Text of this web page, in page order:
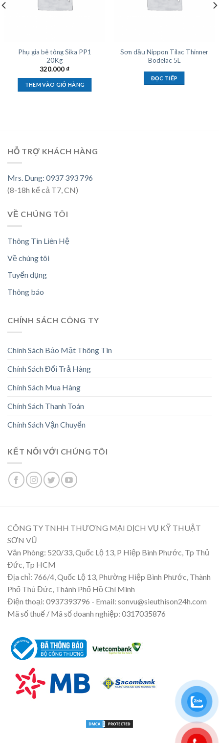
Phụ gia bê tông Sika PP1
20Kg
320.000₫
THÊM VÀO GIỎ HÀNG
Sơn dầu Nippon Tilac Thinner
Bodelac 5L
ĐỌC TIẾP
HỖ TRỢ KHÁCH HÀNG
Mrs. Dung: 0937 393 796
(8-18h kể cả T7, CN)
VỀ CHÚNG TÔI
Thông Tin Liên Hệ
Về chúng tôi
Tuyển dụng
Thông báo
CHÍNH SÁCH CÔNG TY
Chính Sách Bảo Mật Thông Tin
Chính Sách Đổi Trả Hàng
Chính Sách Mua Hàng
Chính Sách Thanh Toán
Chính Sách Vận Chuyển
KẾT NỐI VỚI CHÚNG TÔI
CÔNG TY TNHH THƯƠNG MẠI DỊCH VỤ KỸ THUẬT
SƠN VŨ
Văn Phòng: 520/33, Quốc Lộ 13, P Hiệp Bình Phước, Tp Thủ
Đức, Tp HCM
Địa chỉ: 766/4, Quốc Lộ 13, Phường Hiệp Bình Phước, Thành
Phố Thủ Đức, Thành Phố Hồ Chí Minh
Điện thoại: 0937393796 - Email: sonvu@sieuthison24h.com
Mã số thuế / Mã số doanh nghiệp: 0317035876